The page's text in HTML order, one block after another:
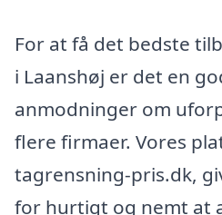
For at få det bedste
i Laanshøj er det en
anmodninger om
flere firmaer. Vores
tagrensning-pris.dk,
for hurtigt og nemt at